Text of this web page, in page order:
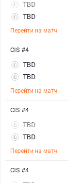
TBD
TBD
Перейти на матч
TBD
TBD
Перейти на матч
CIS #4
TBD
TBD
Перейти на матч
CIS #4
CIS #4